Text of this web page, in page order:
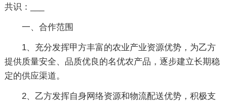
共识：___
一、合作范围
1、充分发挥甲方丰富的农业产业资源优势，为乙方
提供质量安全、品质优良的名优农产品，逐步建立长期稳
定的供应渠道。
2、乙方发挥自身网络资源和物流配送优势，积极支